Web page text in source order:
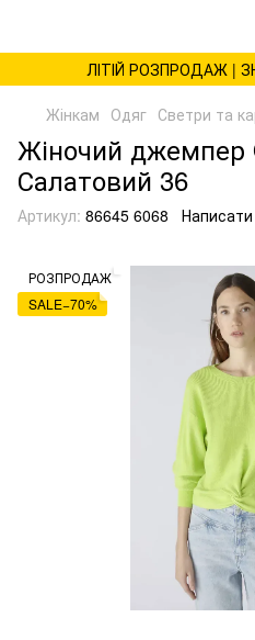
ЛІТІЙ РОЗПРОДАЖ |
Жінкам Одяг Светри та
Жіночий джемпер
Салатовий 36
Артикул: 86645 6068 Написати
РОЗПРОДАЖ
SALE−70%